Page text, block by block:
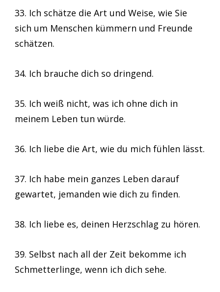
33. Ich schätze die Art und Weise, wie Sie
sich um Menschen kümmern und Freunde
schätzen.
34. Ich brauche dich so dringend.
35. Ich weiß nicht, was ich ohne dich in
meinem Leben tun würde.
36. Ich liebe die Art, wie du mich fühlen lässt.
37. Ich habe mein ganzes Leben darauf
gewartet, jemanden wie dich zu finden.
38. Ich liebe es, deinen Herzschlag zu hören.
39. Selbst nach all der Zeit bekomme ich
Schmetterlinge, wenn ich dich sehe.